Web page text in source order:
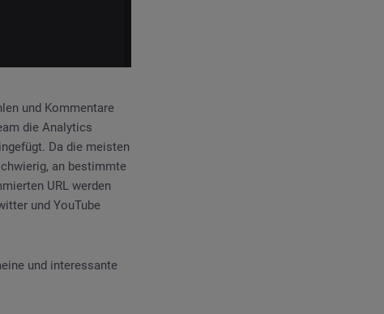
und Kommentare
die Analytics
Da die meisten
an bestimmte
URL werden
und YouTube
und interessante